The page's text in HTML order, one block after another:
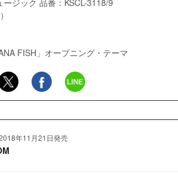
ジック 品番：KSCL-3118/9
FISH」オープニング・テーマ
年11月21日発売